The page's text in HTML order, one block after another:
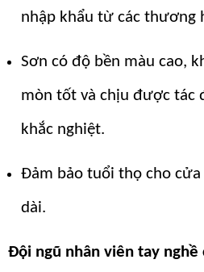
nhập khẩu từ các thương
Sơn có độ bền màu cao,
mòn tốt và chịu được tác
khắc nghiệt.
Đảm bảo tuổi thọ cho
dài.
Đội ngũ nhân viên tay nghề